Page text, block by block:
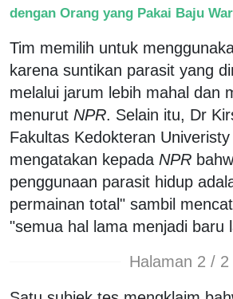
dengan Orang yang Pakai Baju
Tim memilih untuk
karena suntikan parasit yang
melalui jarum lebih mahal dan
menurut NPR. Selain itu, Dr
Fakultas Kedokteran
mengatakan kepada NPR
penggunaan parasit hidup
permainan total" sambil
"semua hal lama menjadi baru
Halaman 2 / 2